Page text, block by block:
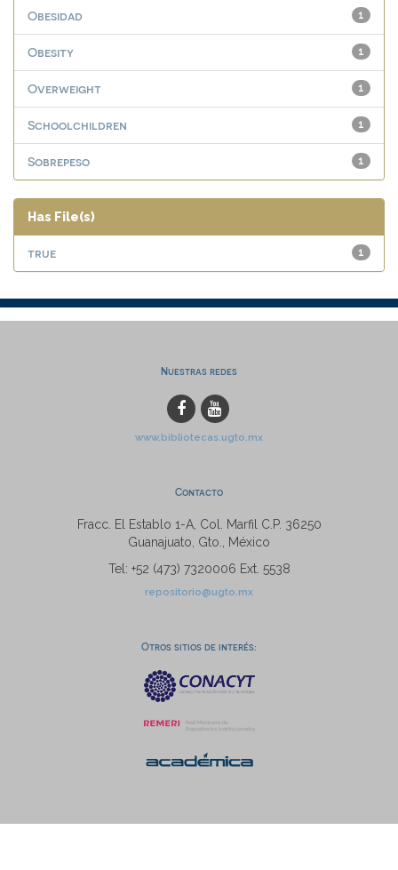
1
Obesidad
1
Obesity
1
Overweight
1
Schoolchildren
1
Sobrepeso
Has File(s)
1
true
Nuestras redes
www.bibliotecas.ugto.mx
Contacto
Fracc. El Establo 1-A, Col. Marfil C.P. 36250
Guanajuato, Gto., México
Tel: +52 (473) 7320006 Ext. 5538
repositorio@ugto.mx
Otros sitios de interés: